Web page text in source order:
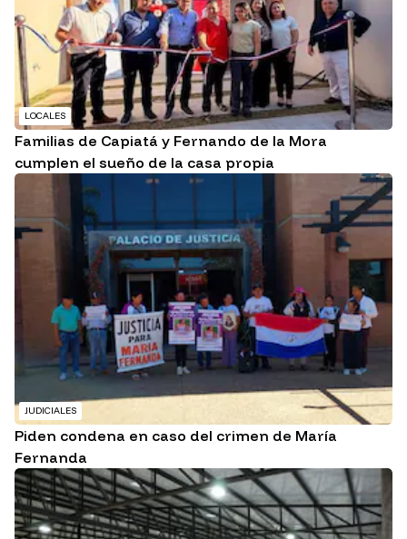
LOCALES
Familias de Capiatá y Fernando de la Mora
cumplen el sueño de la casa propia
JUDICIALES
Piden condena en caso del crimen de María
Fernanda